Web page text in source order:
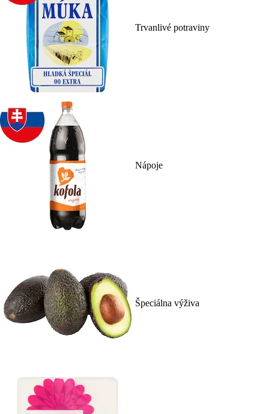
Trvanlivé potraviny
Nápoje
Špeciálna výživa